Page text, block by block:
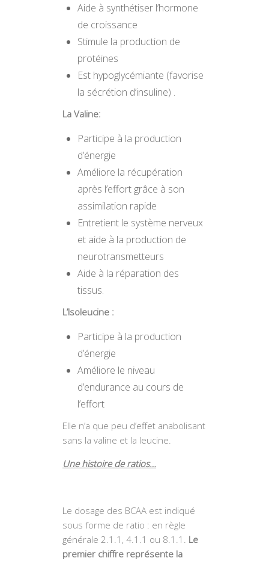
Aide à synthétiser l’hormone
de croissance
Stimule la production de
protéines
Est hypoglycémiante (favorise
la sécrétion d’insuline) .
La Valine:
Participe à la production
d’énergie
Améliore la récupération
après l’effort grâce à son
assimilation rapide
Entretient le système nerveux
et aide à la production de
neurotransmetteurs
Aide à la réparation des
tissus.
L’Isoleucine :
Participe à la production
d’énergie
Améliore le niveau
d’endurance au cours de
l’effort
Elle n’a que peu d’effet anabolisant
sans la valine et la leucine.
Une histoire de ratios…
Le dosage des BCAA est indiqué
sous forme de ratio : en règle
générale 2.1.1, 4.1.1 ou 8.1.1. Le
premier chiffre représente la